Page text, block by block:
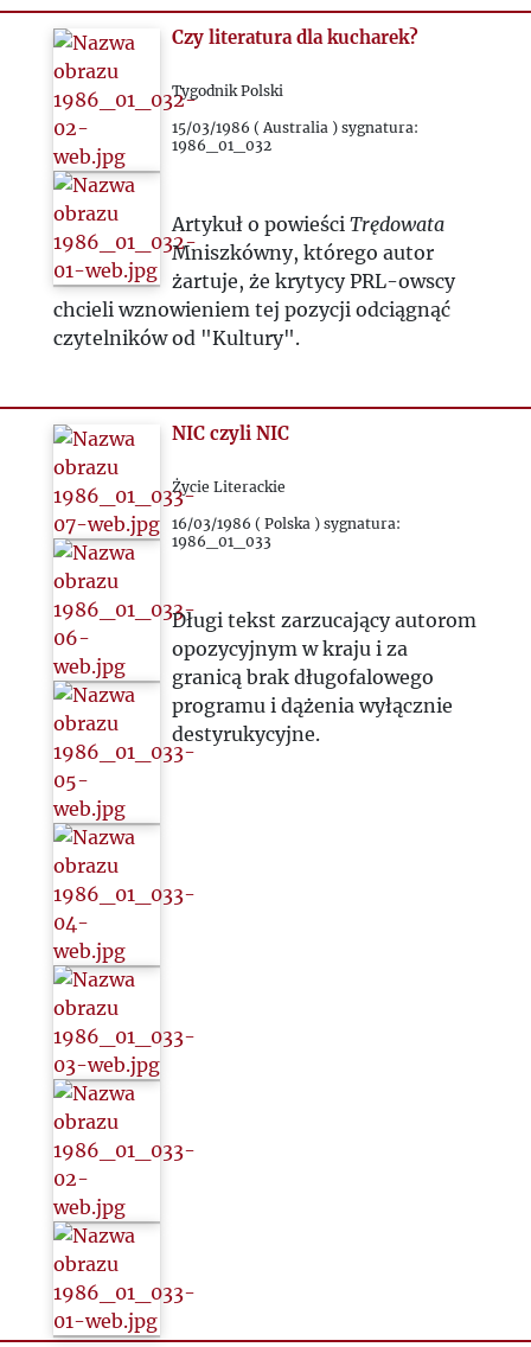
Czy literatura dla kucharek?
Tygodnik Polski
15/03/1986 ( Australia ) sygnatura:
1986_01_032
Artykuł o powieściTrędowata
Mniszkówny, którego autor
żartuje, że krytycy PRL-owscy
chcieli wznowieniem tej pozycji odciągnąć
czytelników od "Kultury".
NIC czyli NIC
Życie Literackie
16/03/1986 ( Polska ) sygnatura:
1986_01_033
Długi tekst zarzucający autorom
opozycyjnym w kraju i za
granicą brak długofalowego
programu i dążenia wyłącznie
destyrukycyjne.